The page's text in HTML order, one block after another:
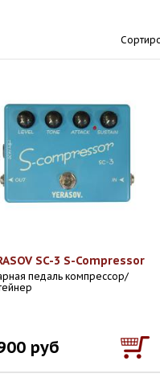
SC-3 S-Compressor
педаль компрессор/
руб